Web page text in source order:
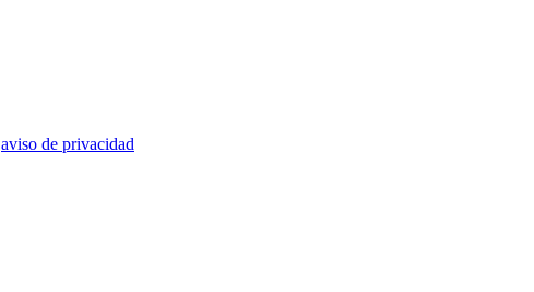
aviso de privacidad